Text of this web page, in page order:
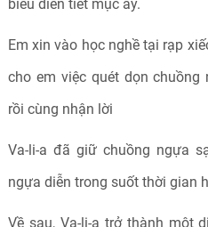
biểu diễn tiết mục ấy.
Em xin vào học nghề tại rạp
cho em việc quét dọn chuồng
rồi cùng nhận lời
Va-li-a đã giữ chuồng ngựa
ngựa diễn trong suốt thời gian
Về sau, Va-li-a trở thành một